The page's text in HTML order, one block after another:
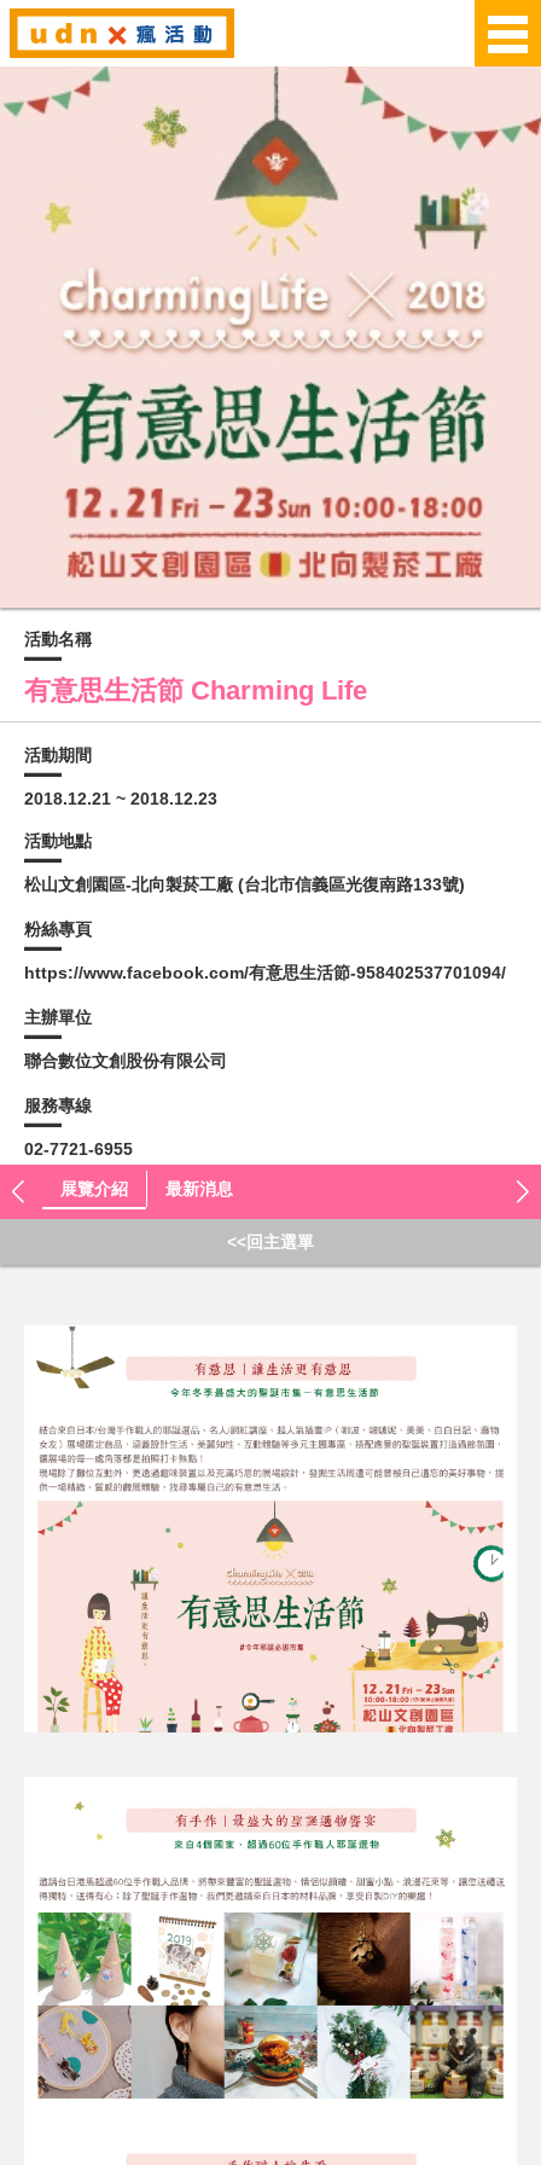
活動名稱
有意思生活節 Charming Life
活動期間
2018.12.21 ~ 2018.12.23
活動地點
松山文創園區-北向製菸工廠 (台北市信義區光復南路133號)
粉絲專頁
https://www.facebook.com/有意思生活節-958402537701094/
主辦單位
聯合數位文創股份有限公司
服務專線
02-7721-6955
展覽介紹 最新消息
<<回主選單